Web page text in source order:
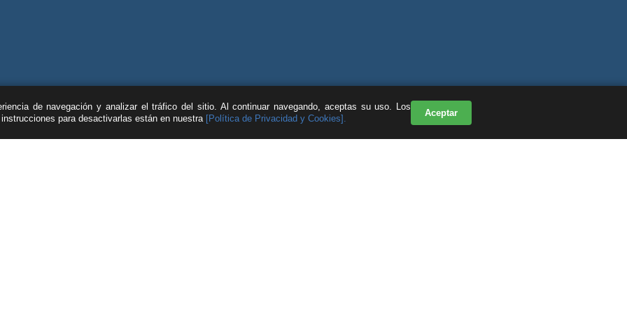
de navegación y analizar el tráfico del sitio. Al continuar navegando, aceptas su uso. Los
para desactivarlas están en nuestra [Política de Privacidad y Cookies].
Aceptar